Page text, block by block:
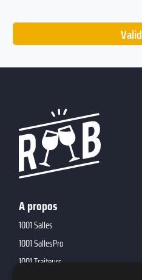
A propos
1001 Salles
1001 SallesPro
1001 Traiteurs